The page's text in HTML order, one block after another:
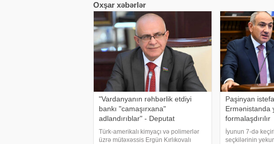
Oxşar xəbərlər
"Vardanyanın rəhbərlik etdiyi
bankı "camaşırxana"
adlandırıblar" - Deputat
Türk-amerikalı kimyaçı və polimerlər
üzrə mütəxəssis Ergün Kırlıkovalı
Paşinyan
Ermənistanda
formalaşdırılır
İyunun 7-də
seçkilərinin